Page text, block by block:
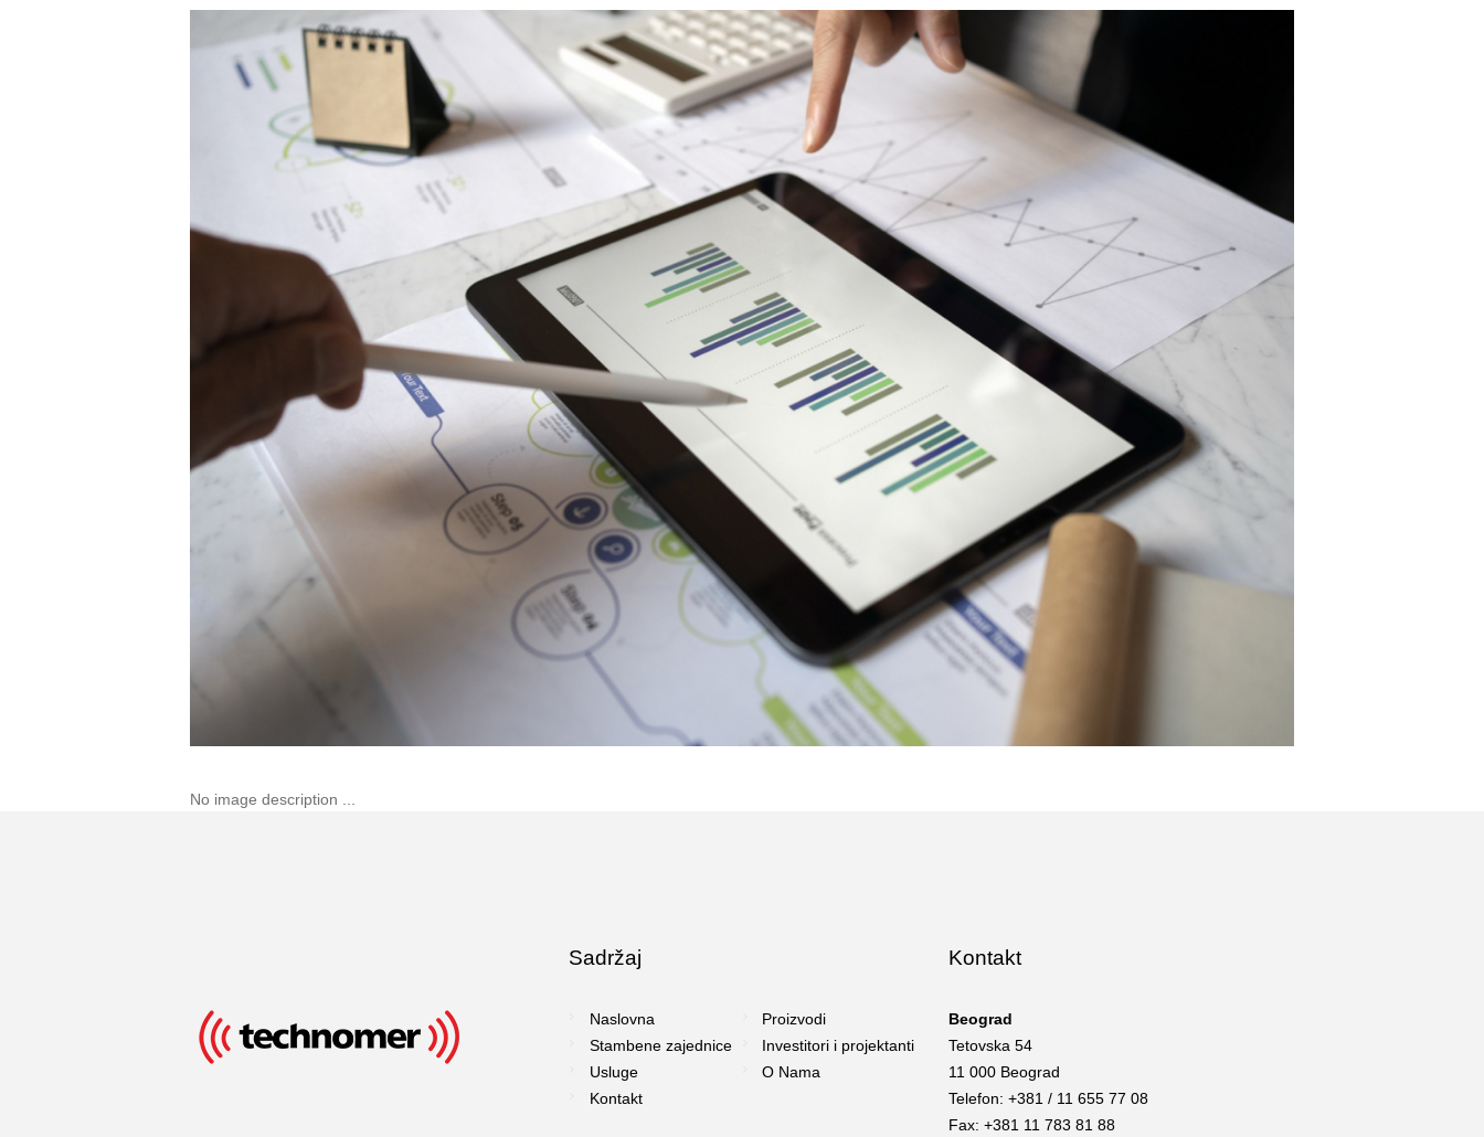
No image description ...
Sadržaj
Naslovna
Proizvodi
Stambene zajednice
Investitori i projektanti
Usluge
O Nama
Kontakt
Kontakt
Beograd
Tetovska 54
11 000 Beograd
Telefon: +381 / 11 655 77 08
Fax: +381 11 783 81 88